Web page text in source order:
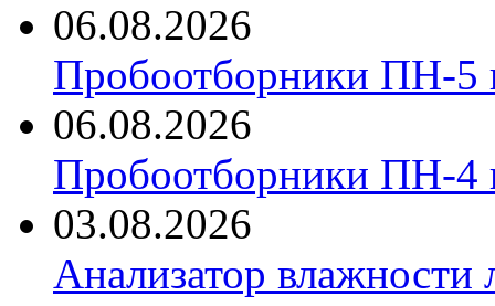
06.08.2026
Пробоотборники ПН-
06.08.2026
Пробоотборники ПН-
03.08.2026
Анализатор